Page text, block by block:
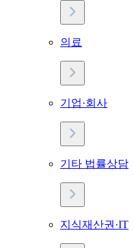
의료
기업·회사
기타 법률상담
지식재산권·IT